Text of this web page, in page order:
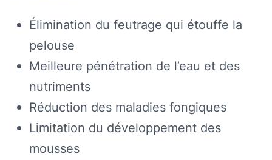
Élimination du feutrage qui étouffe la
pelouse
Meilleure pénétration de l’eau et des
nutriments
Réduction des maladies fongiques
Limitation du développement des
mousses